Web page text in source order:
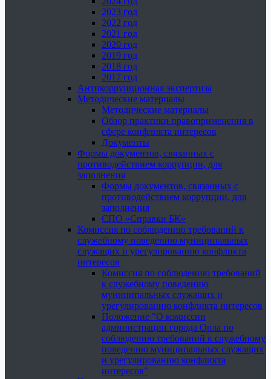
2023 год
2022 год
2021 год
2020 год
2019 год
2018 год
2017 год
Антикоррупционная экспертиза
Методические материалы
Методические материалы
Обзор практики правоприменения в
сфере конфликта интересов
Документы
Формы документов, связанных с
противодействием коррупции, для
заполнения
Формы документов, связанных с
противодействием коррупции, для
заполнения
СПО «Справки БК»
Комиссия по соблюдению требований к
служебному поведению муниципальных
служащих и урегулированию конфликта
интересов
Комиссия по соблюдению требований
к служебному поведению
муниципальных служащих и
урегулированию конфликта интересов
Положение "О комиссии
администрации города Орла по
соблюдению требований к служебному
поведению муниципальных служащих
и урегулированию конфликта
интересов"